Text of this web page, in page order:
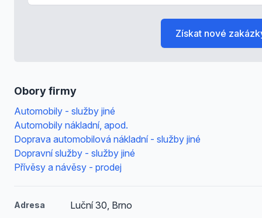
Obory firmy
Automobily - služby jiné
Automobily nákladní, apod.
Doprava automobilová nákladní - služby jiné
Dopravní služby - služby jiné
Přívěsy a návěsy - prodej
Adresa Luční 30, Brno
Získat nové